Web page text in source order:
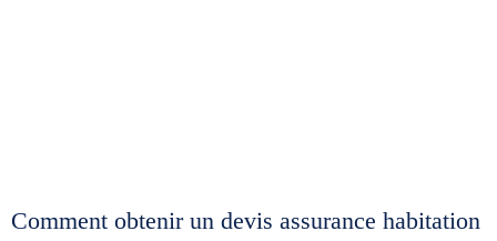
Comment obtenir un devis assurance habitation